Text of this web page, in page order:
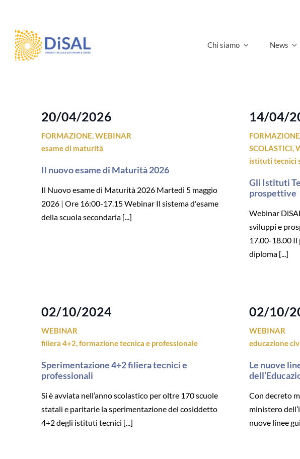
contenuto
Chi siamo News
20/04/2026
FORMAZIONE,WEBINAR
esame di maturità
Il nuovo esame di Maturità 2026
Il Nuovo esame di Maturità 2026 Martedì 5 maggio
2026 | Ore 16:00-17.15 Webinar Il sistema d'esame
della scuola secondaria [...]
14/04/
FORMAZIONE
SCOLASTICI,
istituti tecnici
Gli Istituti
prospettive
Webinar
sviluppi e
17.00-18.00 Il
diploma [...]
02/10/2024
WEBINAR
filiera 4+2,formazione tecnica e professionale
Sperimentazione 4+2 filiera tecnici e
professionali
Si è avviata nell’anno scolastico per oltre 170 scuole
statali e paritarie la sperimentazione del cosiddetto
4+2 degli istituti tecnici [...]
02/10/
WEBINAR
educazione
Le nuove
Con decreto
ministero
nuove linee